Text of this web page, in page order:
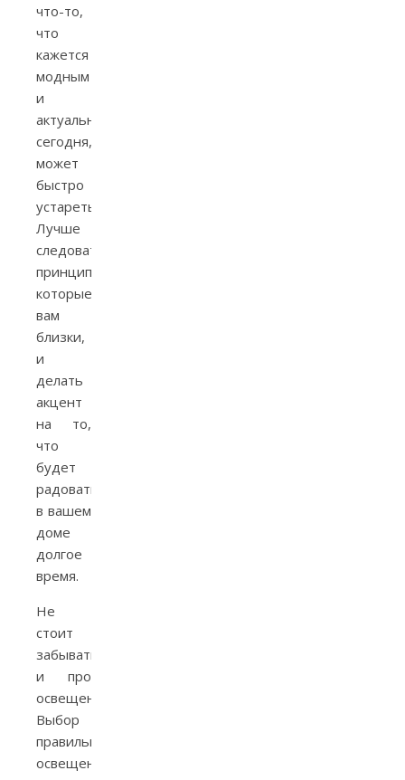
что-то,
что
кажется
модным
и
актуальным
сегодня,
может
быстро
устареть.
Лучше
следовать
принципам,
которые
вам
близки,
и
делать
акцент
на то,
что
будет
радовать
в вашем
доме
долгое
время.
Не
стоит
забывать
и про
освещение.
Выбор
правильного
освещения